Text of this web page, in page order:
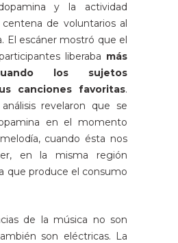
y la actividad
de voluntarios al
El escáner mostró que el
liberaba más
los sujetos
canciones favoritas.
revelaron que se
en el momento
cuando ésta nos
en la misma región
que produce el consumo
de la música no son
son eléctricas. La